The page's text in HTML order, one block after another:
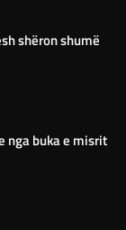
shëron shumë
nga buka e misrit